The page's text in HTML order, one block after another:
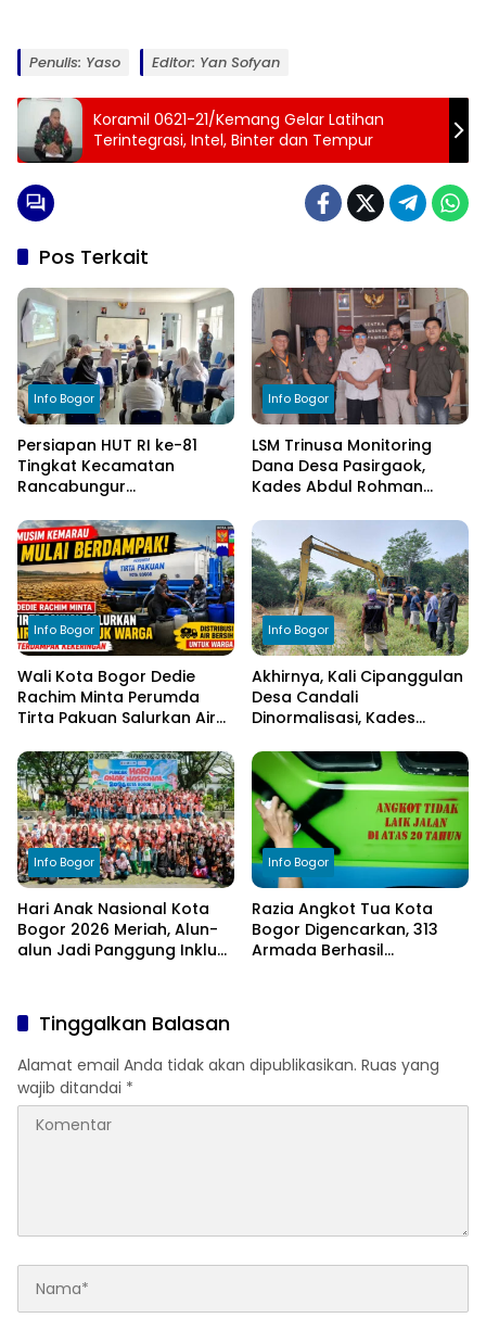
Penulis: Yaso Editor: Yan Sofyan
Koramil 0621-21/Kemang Gelar Latihan
Terintegrasi, Intel, Binter dan Tempur
Pos Terkait
Info Bogor
Persiapan HUT RI ke-81
Tingkat Kecamatan
Rancabungur
Cimulang, Libatkan Seluruh
Elemen Masyarakat
Info Bogor
LSM Trinusa Monitoring
Dana Desa Pasirgaok,
Kades Abdul Rohman
Transparansi Pengelolaan
Anggaran
Info Bogor
Wali Kota Bogor Dedie
Rachim Minta Perumda
Tirta Pakuan Salurkan Air
Terdampak Kekeringan
Info Bogor
Akhirnya, Kali Cipanggulan
Desa Candali
Dinormalisasi, Kades
kepada Bupati Bogor
Info Bogor
Hari Anak Nasional Kota
Bogor 2026 Meriah, Alun-
alun Jadi Panggung Inklusi
Info Bogor
Razia Angkot Tua Kota
Bogor Digencarkan, 313
Armada Berhasil
Tinggalkan Balasan
Alamat email Anda tidak akan dipublikasikan. Ruas yang
wajib ditandai *